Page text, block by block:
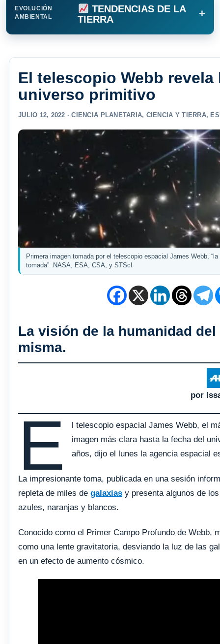
EVOLUCIÓN
AMBIENTAL
TENDENCIAS DE LA
TIERRA
+
El telescopio Webb
universo primitivo
JULIO 12, 2022 ·CIENCIA PLANETARIA, CIENCIA Y TIERRA,
Primera imagen tomada por el telescopio espacial James Webb,
tomada”. NASA, ESA, CSA, y STScI
La visión de la humanidad
misma.
por
E
l telescopio espacial James Webb, el
imagen más clara hasta la fecha del
años, dijo el lunes la agencia espacial
La impresionante toma, publicada en una sesión
repleta de miles de galaxias y presenta algunos de
azules, naranjas y blancos.
Conocido como el Primer Campo Profundo de Webb,
como una lente gravitatoria, desviando la luz de las
en un efecto de aumento cósmico.